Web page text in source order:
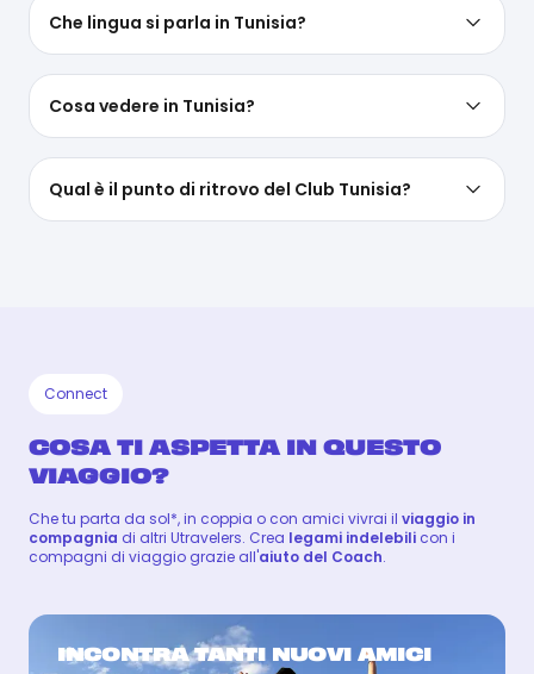
Che lingua si parla in Tunisia?
Cosa vedere in Tunisia?
Qual è il punto di ritrovo del Club Tunisia?
Connect
COSA TI ASPETTA IN QUESTO
VIAGGIO?
Che tu parta da sol*, in coppia o con amici vivrai il viaggio in
compagnia di altri Utravelers. Crea legami indelebili con i
compagni di viaggio grazie all'aiuto del Coach.
INCONTRA TANTI NUOVI AMICI